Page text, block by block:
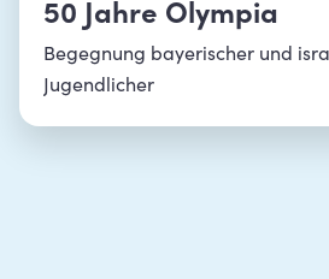
50 Jahre Olympia
Begegnung bayerischer und
Jugendlicher